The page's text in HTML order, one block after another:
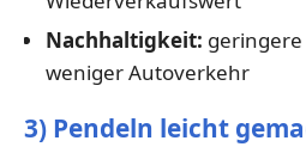
Nachhaltigkeit: geringere
weniger Autoverkehr
3) Pendeln leicht